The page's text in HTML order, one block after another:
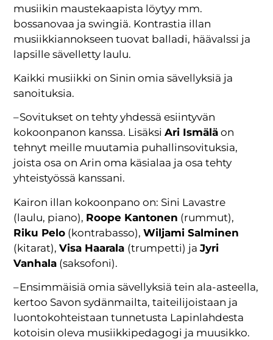
musiikin maustekaapista löytyy mm.
bossanovaa ja swingiä. Kontrastia illan
musiikkiannokseen tuovat balladi, häävalssi ja
lapsille sävelletty laulu.
Kaikki musiikki on Sinin omia sävellyksiä ja
sanoituksia.
– Sovitukset on tehty yhdessä esiintyvän
kokoonpanon kanssa. LisäksiAri Ismälä on
tehnyt meille muutamia puhallinsovituksia,
joista osa on Arin oma käsialaa ja osa tehty
yhteistyössä kanssani.
Kairon illan kokoonpano on: Sini Lavastre
(laulu, piano), Roope Kantonen (rummut),
Riku Pelo (kontrabasso),Wiljami Salminen
(kitarat),Visa Haarala (trumpetti) jaJyri
Vanhala (saksofoni).
– Ensimmäisiä omia sävellyksiä tein ala-asteella,
kertoo Savon sydänmailta, taiteilijoistaan ja
luontokohteistaan tunnetusta Lapinlahdesta
kotoisin oleva musiikkipedagogi ja muusikko.